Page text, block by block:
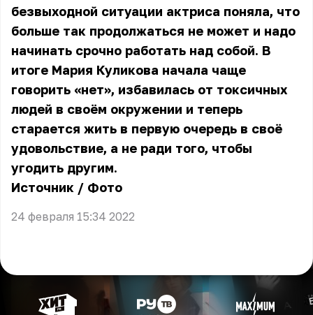
безвыходной ситуации актриса поняла, что
больше так продолжаться не может и надо
начинать срочно работать над собой. В
итоге Мария Куликова начала чаще
говорить «нет», избавилась от токсичных
людей в своём окружении и теперь
старается жить в первую очередь в своё
удовольствие, а не ради того, чтобы
угодить другим.
Источник / Фото
24 февраля 15:34 2022